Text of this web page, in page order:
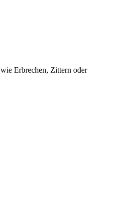
wie Erbrechen, Zittern oder